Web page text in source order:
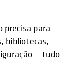
para
bibliotecas,
— tudo